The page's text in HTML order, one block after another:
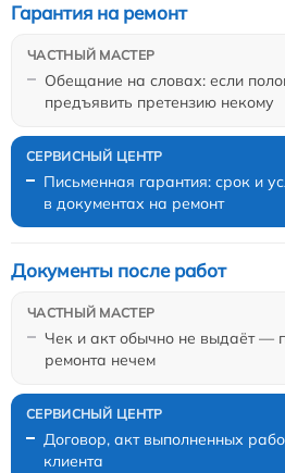
Обещание на словах: если
предъявить претензию некому
Гарантия на ремонт
Письменная гарантия: срок и
в документах на ремонт
Чек и акт обычно не выдаёт —
ремонта нечем
Документы после работ
Договор, акт выполненных
клиента